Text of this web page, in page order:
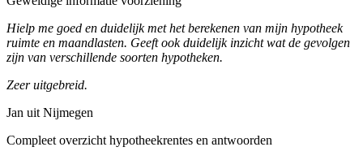
Hielp me goed en duidelijk met het berekenen van mijn hypotheek
ruimte en maandlasten. Geeft ook duidelijk inzicht wat de gevolgen
zijn van verschillende soorten hypotheken.
Zeer uitgebreid.
Jan uit Nijmegen
Compleet overzicht hypotheekrentes en antwoorden